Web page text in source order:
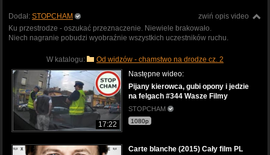
zwiń opis video
Dodał: STOPCHAM
Ku przestrodze - oszukać przeznaczenie. Niewiele brakowało.
Niech nagranie pobudzi wyobraźnie wszystkich uczestników ruchu.
W katalogu: Od widzów - chamstwo na drodze cz. 2
17:22
Następne wideo:
Pijany kierowca, gubi opony i jedzie
na felgach #344 Wasze Filmy
STOPCHAM
1080p
Carte blanche (2015) Cały film PL